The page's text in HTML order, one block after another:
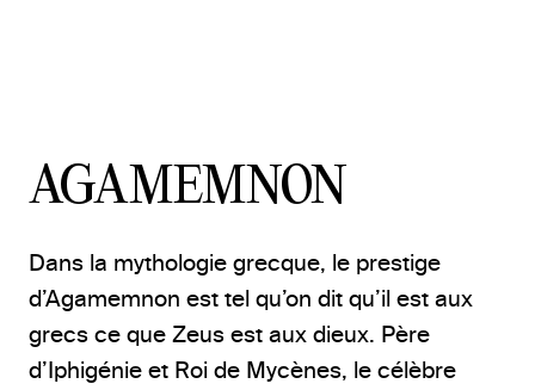
AGAMEMNON
Dans la mythologie grecque, le prestige
d’Agamemnon est tel qu’on dit qu’il est aux
grecs ce que Zeus est aux dieux. Père
d’Iphigénie et Roi de Mycènes, le célèbre